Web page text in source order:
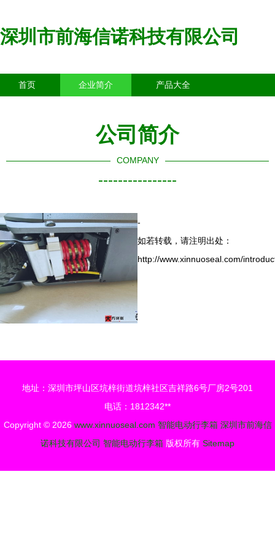
深圳市前海信诺科技有限公司
首页 企业简介 产品大全
公司简介
COMPANY
----------------
-
如若转载，请注明出处：
http://www.xinnuoseal.com/
地址：深圳市坪山区坑梓街道坑梓社区吉祥路6号厂房2号201
电话：1812342**
Copyright © 2026 www.xinnuoseal.com 智能电动行李箱 深圳市前海信
诺科技有限公司 智能电动行李箱 版权所有 Sitemap